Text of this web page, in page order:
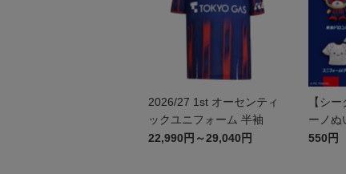
2026/27 1st オーセンティ
ックユニフォーム 半袖
22,990円～29,040円
【シ
ーノぬ
550円